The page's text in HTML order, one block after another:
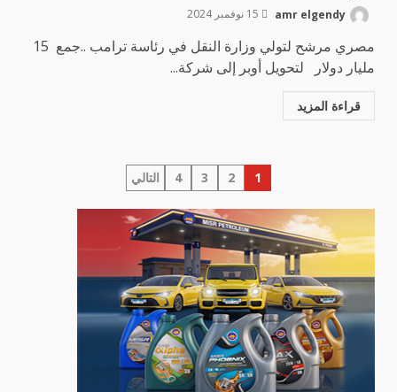
مصري مرشح لتولي وزارة النقل في رئاسة ترامب ..جمع 15
مليار دولار لتحويل أوبر إلى شركة...
قراءة المزيد
تعدد
صفحات
المقالات
1
2
3
4 التالي